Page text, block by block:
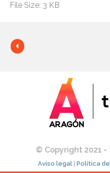
File Size: 3 KB
© Copyright 2021 -
Aviso legal Política